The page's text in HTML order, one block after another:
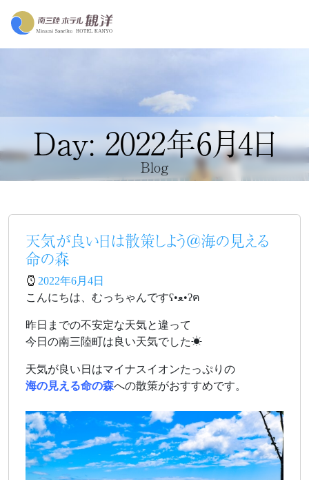
Day: 2022年6月4日
Blog
天気が良い日は散策しよう＠海の見える
命の森
2022年6月4日
こんにちは、むっちゃんですʕ•ﻌ•ʔฅ
昨日までの不安定な天気と違って
今日の南三陸町は良い天気でした☀
天気が良い日はマイナスイオンたっぷりの
海の見える命の森への散策がおすすめです。